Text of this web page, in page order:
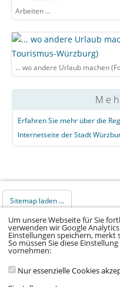
Arbeiten ...
... wo andere Urlaub machen
Erfahren Sie mehr über die
Internetseite der Stadt
Sitemap laden ...
© 2026 Klinikum Würzburg Mitte
Impressum• Datenschutz•
Um unsere Webseite für Sie
verwenden wir Google
Einstellungen speichern, merkt
So müssen Sie diese
vornehmen:
Nur essenzielle Cookies